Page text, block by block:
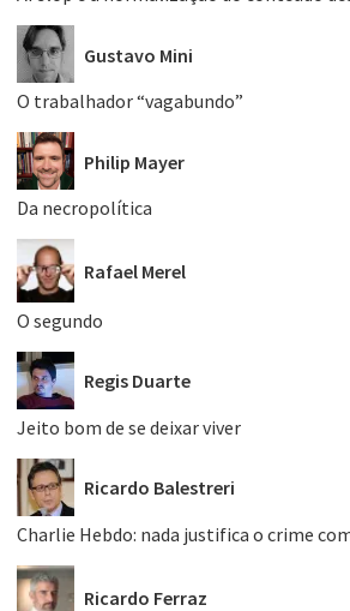
Gustavo Mini
O trabalhador “vagabundo”
Philip Mayer
Da necropolítica
Rafael Merel
O segundo
Regis Duarte
Jeito bom de se deixar viver
Ricardo Balestreri
Charlie Hebdo: nada justifica o crime
Ricardo Ferraz